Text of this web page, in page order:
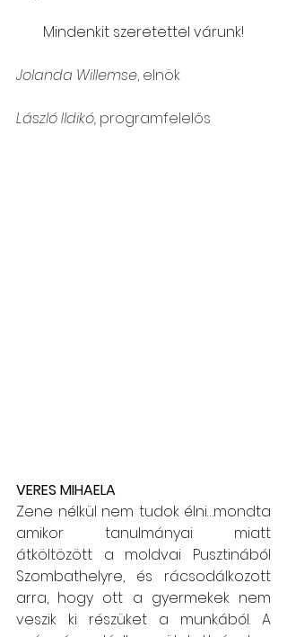
Mindenkit szeretettel várunk!
Jolanda Willemse, elnök
László Ildikó, programfelelős
VERES MIHAELA
Zene nélkül nem tudok élni…mondta
amikor tanulmányai miatt
átköltözött a moldvai Pusztinából
Szombathelyre, és rácsodálkozott
arra, hogy ott a gyermekek nem
veszik ki részüket a munkából. A